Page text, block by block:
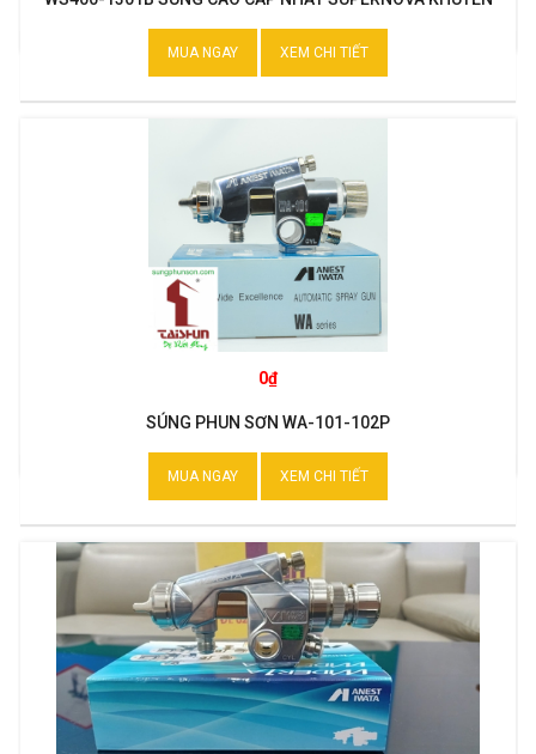
MUA NGAY XEM CHI TIẾT
0₫
SÚNG PHUN SƠN WA-101-102P
MUA NGAY XEM CHI TIẾT